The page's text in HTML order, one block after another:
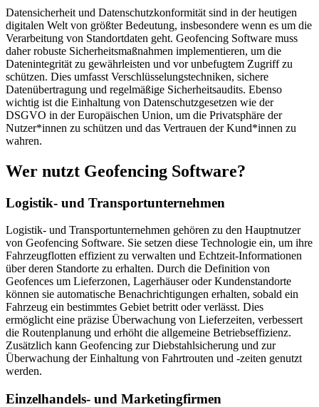
Datensicherheit und Datenschutzkonformität sind in der heutigen
digitalen Welt von größter Bedeutung, insbesondere wenn es um die
Verarbeitung von Standortdaten geht. Geofencing Software muss
daher robuste Sicherheitsmaßnahmen implementieren, um die
Datenintegrität zu gewährleisten und vor unbefugtem Zugriff zu
schützen. Dies umfasst Verschlüsselungstechniken, sichere
Datenübertragung und regelmäßige Sicherheitsaudits. Ebenso
wichtig ist die Einhaltung von Datenschutzgesetzen wie der
DSGVO in der Europäischen Union, um die Privatsphäre der
Nutzer*innen zu schützen und das Vertrauen der Kund*innen zu
wahren.
Wer nutzt Geofencing Software?
Logistik- und Transportunternehmen
Logistik- und Transportunternehmen gehören zu den Hauptnutzer
von Geofencing Software. Sie setzen diese Technologie ein, um ihre
Fahrzeugflotten effizient zu verwalten und Echtzeit-Informationen
über deren Standorte zu erhalten. Durch die Definition von
Geofences um Lieferzonen, Lagerhäuser oder Kundenstandorte
können sie automatische Benachrichtigungen erhalten, sobald ein
Fahrzeug ein bestimmtes Gebiet betritt oder verlässt. Dies
ermöglicht eine präzise Überwachung von Lieferzeiten, verbessert
die Routenplanung und erhöht die allgemeine Betriebseffizienz.
Zusätzlich kann Geofencing zur Diebstahlsicherung und zur
Überwachung der Einhaltung von Fahrtrouten und -zeiten genutzt
werden.
Einzelhandels- und Marketingfirmen